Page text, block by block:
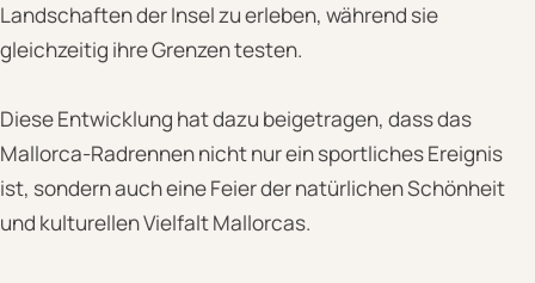
Landschaften der Insel zu erleben, während sie
gleichzeitig ihre Grenzen testen.
Diese Entwicklung hat dazu beigetragen, dass das
Mallorca-Radrennen nicht nur ein sportliches Ereignis
ist, sondern auch eine Feier der natürlichen Schönheit
und kulturellen Vielfalt Mallorcas.